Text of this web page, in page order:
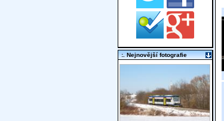
:. Nejnovější fotografie